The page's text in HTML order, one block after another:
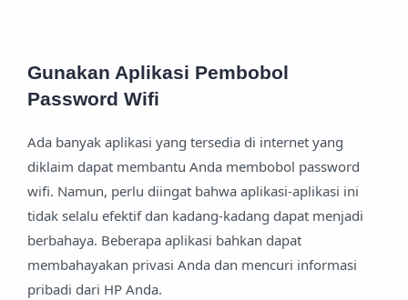
Gunakan Aplikasi Pembobol
Password Wifi
Ada banyak aplikasi yang tersedia di internet yang
diklaim dapat membantu Anda membobol password
wifi. Namun, perlu diingat bahwa aplikasi-aplikasi ini
tidak selalu efektif dan kadang-kadang dapat menjadi
berbahaya. Beberapa aplikasi bahkan dapat
membahayakan privasi Anda dan mencuri informasi
pribadi dari HP Anda.